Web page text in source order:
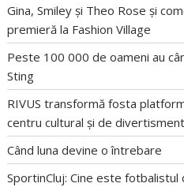
Gina, Smiley și Theo Rose și
premieră la Fashion Village
Peste 100 000 de oameni au
Sting
RIVUS transformă fosta
centru cultural și de
Când luna devine o întrebare
SportinCluj: Cine este